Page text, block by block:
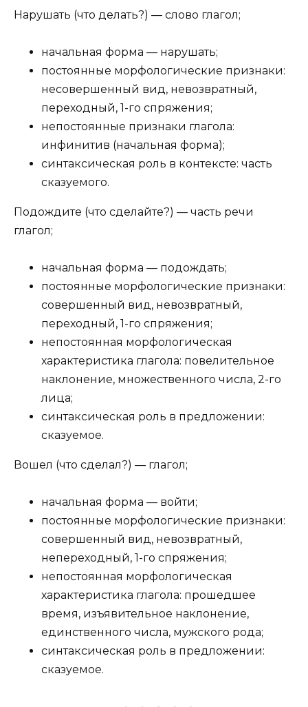
Нарушать (что делать?) — слово глагол;
начальная форма — нарушать;
постоянные морфологические признаки:
несовершенный вид, невозвратный,
переходный, 1-го спряжения;
непостоянные признаки глагола:
инфинитив (начальная форма);
синтаксическая роль в контексте: часть
сказуемого.
Подождите (что сделайте?) — часть речи
глагол;
начальная форма — подождать;
постоянные морфологические признаки:
совершенный вид, невозвратный,
переходный, 1-го спряжения;
непостоянная морфологическая
характеристика глагола: повелительное
наклонение, множественного числа, 2-го
лица;
синтаксическая роль в предложении:
сказуемое.
Вошел (что сделал?) — глагол;
начальная форма — войти;
постоянные морфологические признаки:
совершенный вид, невозвратный,
непереходный, 1-го спряжения;
непостоянная морфологическая
характеристика глагола: прошедшее
время, изъявительное наклонение,
единственного числа, мужского рода;
синтаксическая роль в предложении:
сказуемое.